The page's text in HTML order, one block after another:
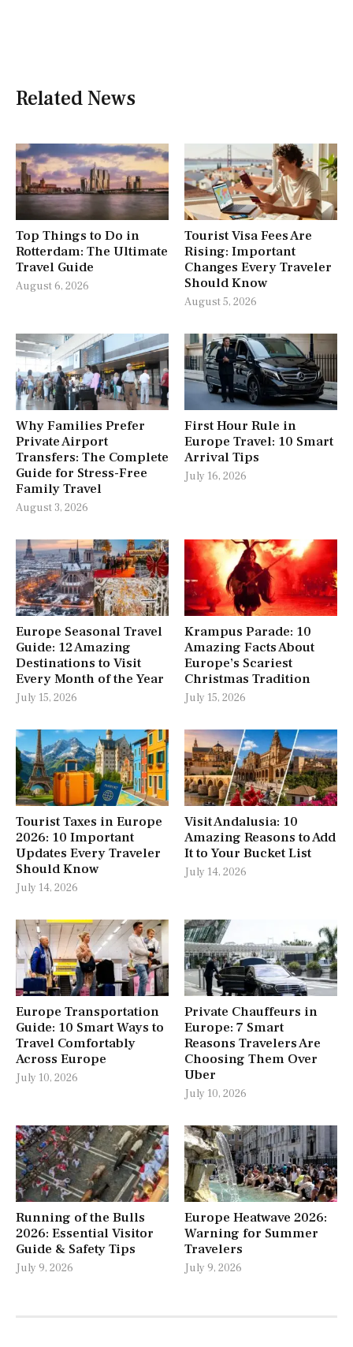
Related News
Top Things to Do in
Rotterdam: The Ultimate
Travel Guide
August 6, 2026
Tourist Visa Fees Are
Rising: Important
Changes Every Traveler
Should Know
August 5, 2026
Why Families Prefer
Private Airport
Transfers: The Complete
Guide for Stress-Free
Family Travel
August 3, 2026
First Hour Rule in
Europe Travel: 10 Smart
Arrival Tips
July 16, 2026
Europe Seasonal Travel
Guide: 12 Amazing
Destinations to Visit
Every Month of the Year
July 15, 2026
Krampus Parade: 10
Amazing Facts About
Europe’s Scariest
Christmas Tradition
July 15, 2026
Tourist Taxes in Europe
2026: 10 Important
Updates Every Traveler
Should Know
July 14, 2026
Visit Andalusia: 10
Amazing Reasons to Add
It to Your Bucket List
July 14, 2026
Europe Transportation
Guide: 10 Smart Ways to
Travel Comfortably
Across Europe
July 10, 2026
Private Chauffeurs in
Europe: 7 Smart
Reasons Travelers Are
Choosing Them Over
Uber
July 10, 2026
Running of the Bulls
2026: Essential Visitor
Guide & Safety Tips
July 9, 2026
Europe Heatwave 2026:
Warning for Summer
Travelers
July 9, 2026